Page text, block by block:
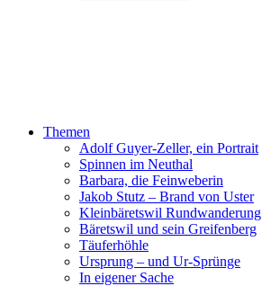
Themen
Adolf Guyer-Zeller, ein Portrait
Spinnen im Neuthal
Barbara, die Feinweberin
Jakob Stutz – Brand von Uster
Kleinbäretswil Rundwanderung
Bäretswil und sein Greifenberg
Täuferhöhle
Ursprung – und Ur-Sprünge
In eigener Sache